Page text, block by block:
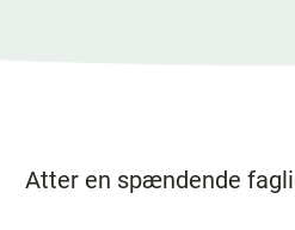
Atter en spændende